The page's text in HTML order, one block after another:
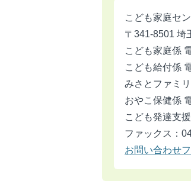
こども家庭セ
〒341-8501 埼
こども家庭係
こども給付係
みさとファミ
おやこ保健係
こども発達支
ファックス：
お問い合わせ